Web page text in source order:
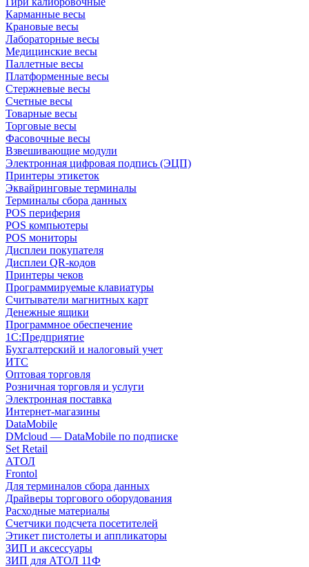
Карманные весы
Крановые весы
Лабораторные весы
Медицинские весы
Паллетные весы
Платформенные весы
Стержневые весы
Счетные весы
Товарные весы
Торговые весы
Фасовочные весы
Взвешивающие модули
Электронная цифровая подпись (ЭЦП)
Принтеры этикеток
Эквайринговые терминалы
Терминалы сбора данных
POS периферия
POS компьютеры
POS мониторы
Дисплеи покупателя
Дисплеи QR-кодов
Принтеры чеков
Программируемые клавиатуры
Считыватели магнитных карт
Денежные ящики
Программное обеспечение
1С:Предприятие
Бухгалтерский и налоговый учет
ИТС
Оптовая торговля
Розничная торговля и услуги
Электронная поставка
Интернет-магазины
DataMobile
DMcloud — DataMobile по подписке
Set Retail
АТОЛ
Frontol
Для терминалов сбора данных
Драйверы торгового оборудования
Расходные материалы
Счетчики подсчета посетителей
Этикет пистолеты и аппликаторы
ЗИП и аксессуары
ЗИП для АТОЛ 11Ф